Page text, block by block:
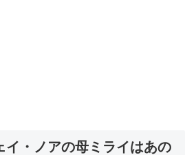
イ・ノアの母ミライはあの